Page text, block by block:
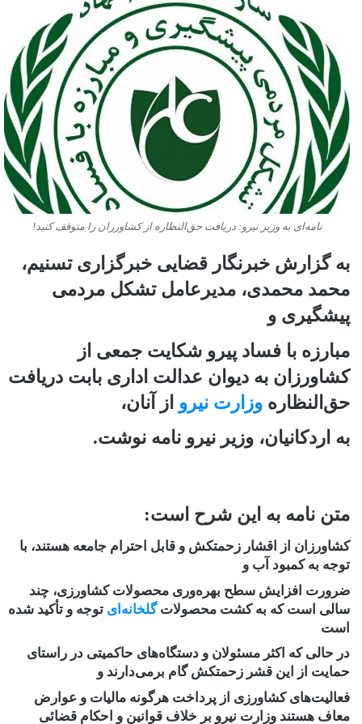
نامه‌ای به وزیر نیرو: دریافت حق‌النظاره از کشاورزان را متوقف کنید!
به گزارش خبرنگار قضایی خبرگزاری تسنیم،
محمد محمدی، مدیرعامل تشکل مردمی
پیشگیری و
مبارزه با فساد پیرو شکایت جمعی از
کشاورزان به دیوان عدالت اداری بابت دریافت
حق‌النظاره وزارت نیرو از آنان،
به اردکانیان، وزیر نیرو نامه نوشت.
متن نامه به این شرح است:
کشاورزان از اقشار زحمتکش و قابل احترام جامعه هستند، با
توجه به کمبود آب و
ضرورت افزایش سطح بهره‌وری محصولات کشاورزی، چند
سالی است که به کشت محصولاتگلخانه‌ای توجه و تأکید شده
است
در حالی که اکثر مسئولان و دستگاه‌های حاکمیتی در راستای
حمایت از این قشر زحمتکش گام برمی‌دارند و
فعالیت‌های کشاورزی از پرداخت هرگونه مالیات و عوارض
معاف هستند وزارت نیرو بر خلاف قوانین و احکام قضائی